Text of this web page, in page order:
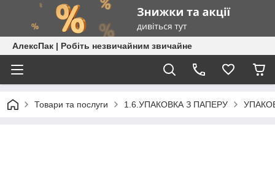
АлексПак | Робіть незвичайним звичайне
Товари та послуги 1.6.УПАКОВКА З ПАПЕРУ